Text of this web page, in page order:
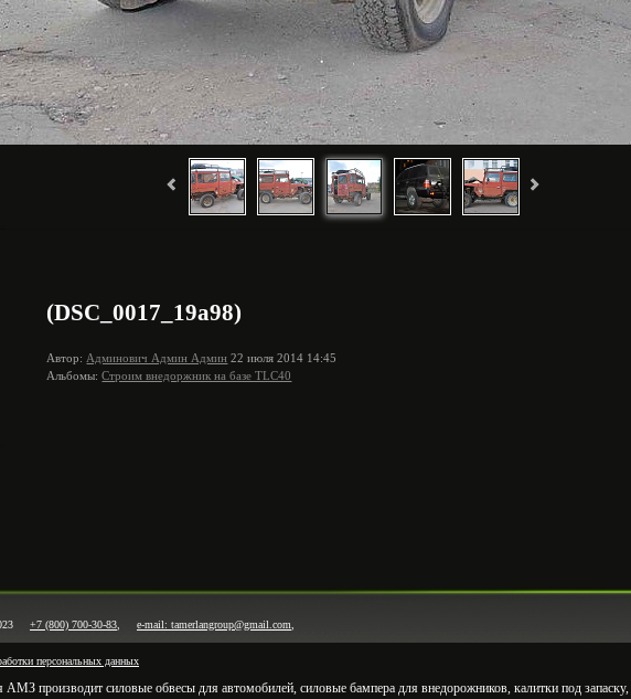
(DSC_0017_19a98)
Автор:Админович Админ Админ 22 июля 2014 14:45
Альбомы:Cтроим внедоржник на базе TLC40
+7 (800) 700-30-83 e-mail: tamerlangroup@gmail.com
персональных данных
производит силовые обвесы для автомобилей, силовые бампера для внедорожников, калитки под